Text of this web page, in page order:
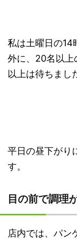
私は土曜日の14
外に、20名以上
以上は待ちまし
平日の昼下がり
す。
目の前で調理
店内では、パン